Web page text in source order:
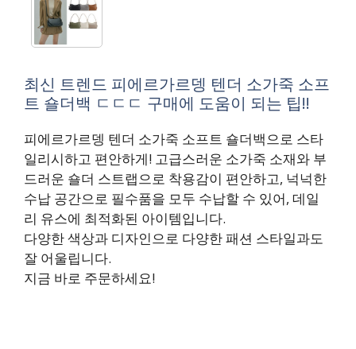
최신 트렌드 피에르가르뎅 텐더 소가죽 소프
트 숄더백 ㄷㄷㄷ 구매에 도움이 되는 팁!!
피에르가르뎅 텐더 소가죽 소프트 숄더백으로 스타
일리시하고 편안하게! 고급스러운 소가죽 소재와 부
드러운 숄더 스트랩으로 착용감이 편안하고, 넉넉한
수납 공간으로 필수품을 모두 수납할 수 있어, 데일
리 유스에 최적화된 아이템입니다.
다양한 색상과 디자인으로 다양한 패션 스타일과도
잘 어울립니다.
지금 바로 주문하세요!